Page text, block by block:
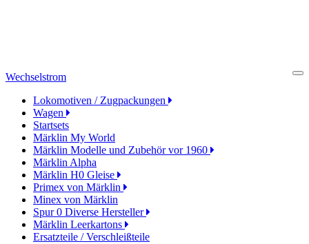
Wechselstrom
Lokomotiven / Zugpackungen
Wagen
Startsets
Märklin My World
Märklin Modelle und Zubehör vor 1960
Märklin Alpha
Märklin H0 Gleise
Primex von Märklin
Minex von Märklin
Spur 0 Diverse Hersteller
Märklin Leerkartons
Ersatzteile / Verschleißteile